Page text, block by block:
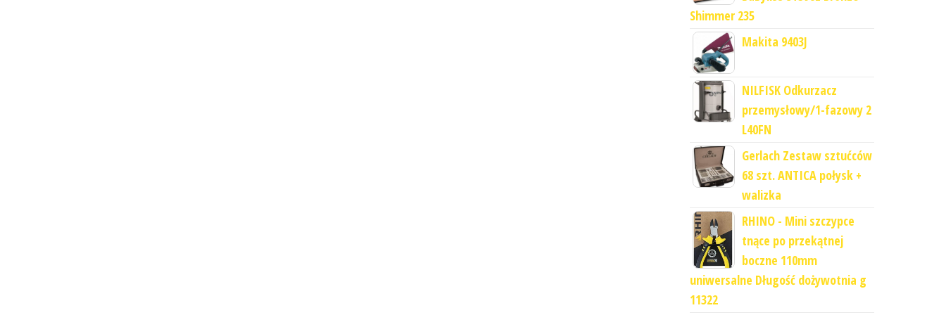
Shimmer 235
Makita 9403J
NILFISK Odkurzacz
przemysłowy/1-fazowy 2
L40FN
Gerlach Zestaw sztućców
68 szt. ANTICA połysk +
walizka
RHINO - Mini szczypce
tnące po przekątnej
boczne 110mm
uniwersalne Długość dożywotnia g
11322